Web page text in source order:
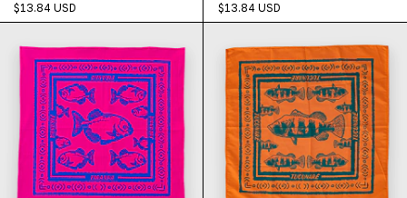
$13.84 USD $13.84 USD